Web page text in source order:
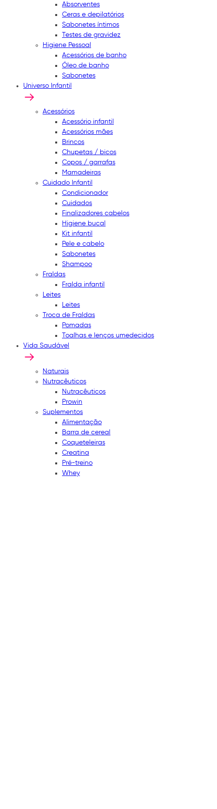
Absorventes
Ceras e depilatórios
Sabonetes íntimos
Testes de gravidez
Higiene Pessoal
Acessórios de banho
Óleo de banho
Sabonetes
Universo Infantil
Acessórios
Acessório infantil
Acessórios mães
Brincos
Chupetas / bicos
Copos / garrafas
Mamadeiras
Cuidado Infantil
Condicionador
Cuidados
Finalizadores cabelos
Higiene bucal
Kit infantil
Pele e cabelo
Sabonetes
Shampoo
Fraldas
Fralda infantil
Leites
Leites
Troca de Fraldas
Pomadas
Toalhas e lenços umedecidos
Vida Saudável
Naturais
Nutracêuticos
Nutracêuticos
Prowin
Suplementos
Alimentação
Barra de cereal
Coqueteleiras
Creatina
Pré-treino
Whey